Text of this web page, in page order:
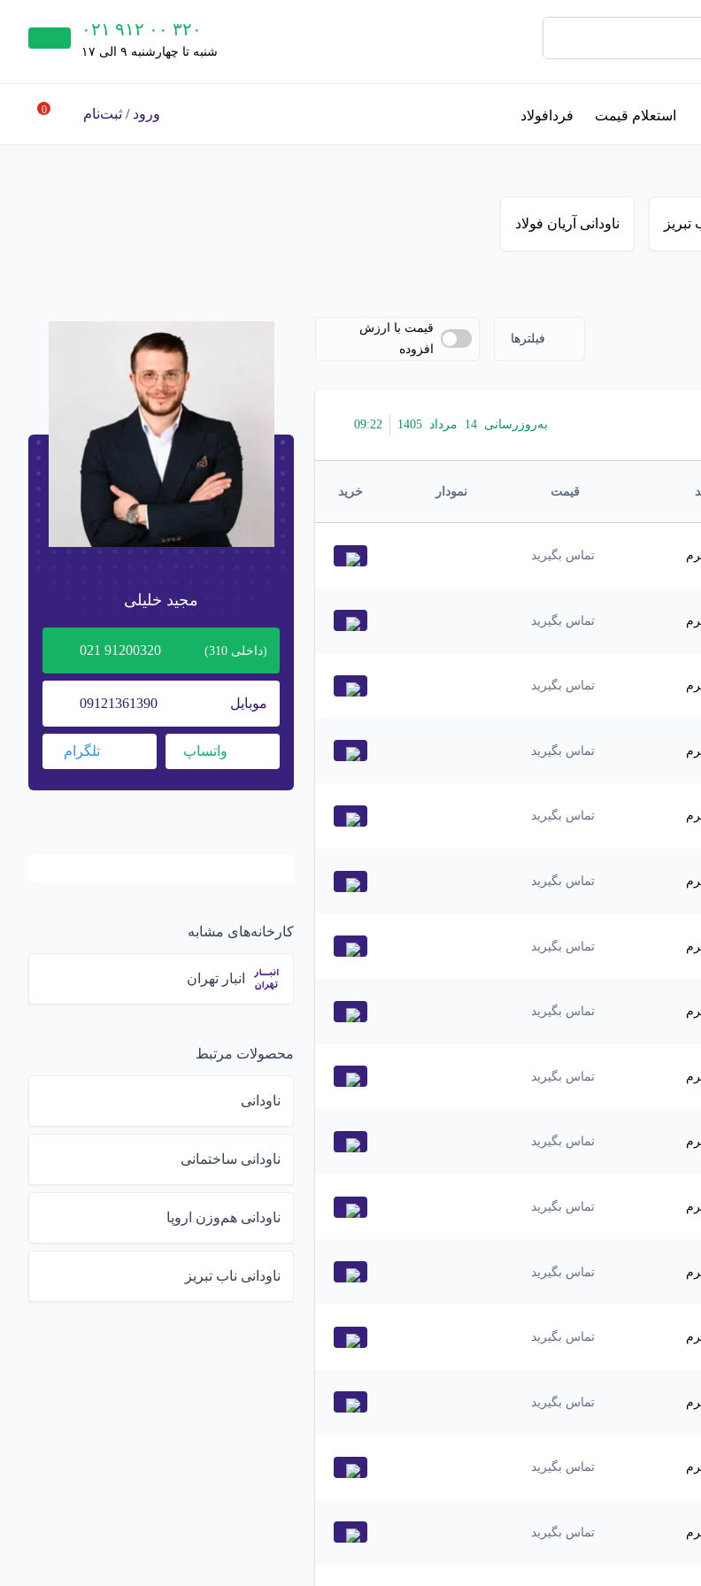
۰۲۱ ۹۱۲ ۰۰ ۳۲۰
شنبه‌ تا چهارشنبه ۹ الی ۱۷
استعلام قیمت فردافولاد ورود / ثبت‌نام 0
تبریز ناودانی آریان فولاد
فیلترها
قیمت با ارزش
افزوده
به‌روزرسانی 14 مرداد 1405
09:22
قیمت نمودار خرید
تماس بگیرید
تماس بگیرید
تماس بگیرید
تماس بگیرید
تماس بگیرید
تماس بگیرید
تماس بگیرید
تماس بگیرید
تماس بگیرید
تماس بگیرید
تماس بگیرید
تماس بگیرید
تماس بگیرید
تماس بگیرید
تماس بگیرید
تماس بگیرید
مجید خلیلی
(داخلی 310
)
91200320 021
موبایل 09121361390
واتساپ تلگرام
کارخانه‌های مشابه
انبار تهران
محصولات مرتبط
ناودانی
ناودانی ساختمانی
ناودانی هم‌وزن اروپا
ناودانی ناب تبریز